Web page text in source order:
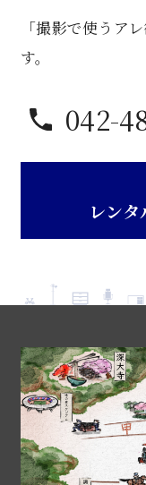
台
「撮影で使うア
す。
042-
レン